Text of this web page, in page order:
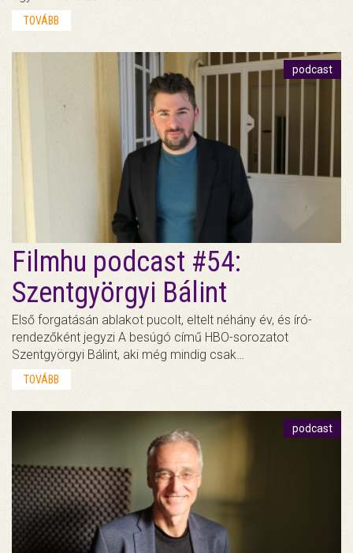
TOVÁBB
podcast
Filmhu podcast #54:
Szentgyörgyi Bálint
Első forgatásán ablakot pucolt, eltelt néhány év, és író-
rendezőként jegyzi A besúgó című HBO-sorozatot
Szentgyörgyi Bálint, aki még mindig csak…
TOVÁBB
podcast